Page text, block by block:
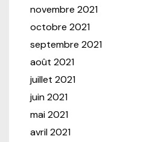
novembre 2021
octobre 2021
septembre 2021
août 2021
juillet 2021
juin 2021
mai 2021
avril 2021